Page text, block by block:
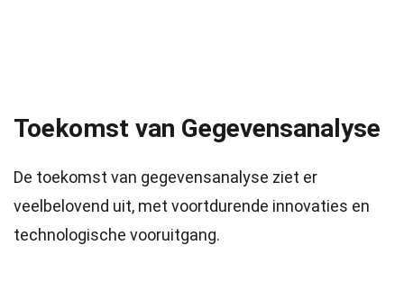
Toekomst van Gegevensanalyse
De toekomst van gegevensanalyse ziet er
veelbelovend uit, met voortdurende innovaties en
technologische vooruitgang.